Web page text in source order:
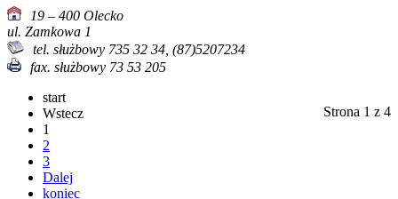
19 – 400 Olecko
ul. Zamkowa 1
tel. służbowy 735 32 34, (87)5207234
fax. służbowy 73 53 205
Strona 1 z 4
start
Wstecz
1
2
3
Dalej
koniec